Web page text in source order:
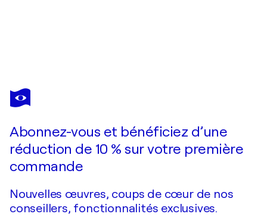
VALERIO ADAMI
Sarasvati
Abonnez-vous et bénéficiez d’une
réduction de 10 % sur votre première
commande
Nouvelles œuvres, coups de cœur de nos
conseillers, fonctionnalités exclusives.